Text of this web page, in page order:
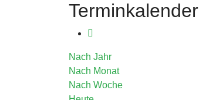
Terminkalender
Nach Jahr
Nach Monat
Nach Woche